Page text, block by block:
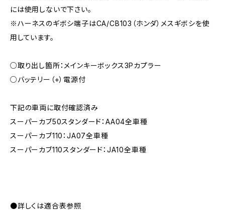
には使用しないで下さい。
※ハーネスのギボシ端子はCA/CB103（ホンダ）メスギボシを使
用しています。
○取り出し箇所：メインキーボックス3Pカプラー
○バッテリー（+）電源付
下記の車両に取付確認済み
スーパーカブ50スタンダード：AA04全車種
スーパーカブ110：JA07全車種
スーパーカブ110スタンダード：JA10全車種
●詳しくは適合表参照